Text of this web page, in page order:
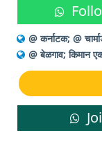
@ कर्नाटक; @
@ बेळगाव; किमान